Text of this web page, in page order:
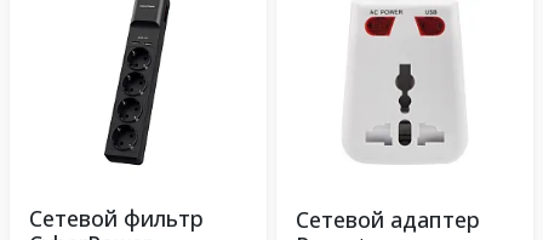
Сетевой фильтр
Сетевой адаптер